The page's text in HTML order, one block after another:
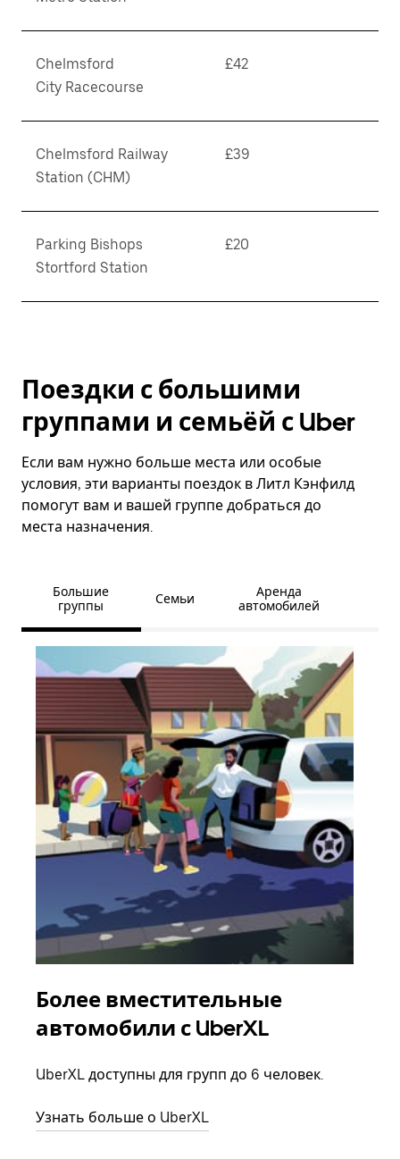
Chelmsford
City Racecourse
£42
Chelmsford Railway
Station (CHM)
£39
Parking Bishops
Stortford Station
£20
Поездки с большими
группами и семьёй с Uber
Если вам нужно больше места или особые
условия, эти варианты поездок в Литл Кэнфилд
помогут вам и вашей группе добраться до
места назначения.
Большие
группы
Семьи
Аренда
автомобилей
Более вместительные
автомобили с UberXL
UberXL доступны для групп до 6 человек.
Узнать больше о UberXL